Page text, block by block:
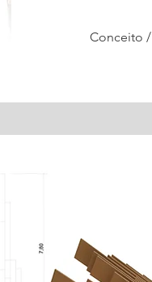
Conceito